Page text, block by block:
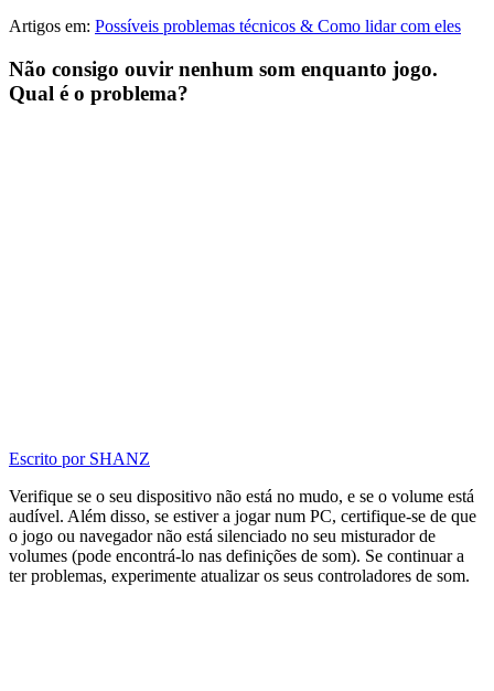
Artigos em: Possíveis problemas técnicos & Como lidar com eles
Não consigo ouvir nenhum som enquanto jogo.
Qual é o problema?
Escrito por SHANZ
Verifique se o seu dispositivo não está no mudo, e se o volume está
audível. Além disso, se estiver a jogar num PC, certifique-se de que
o jogo ou navegador não está silenciado no seu misturador de
volumes (pode encontrá-lo nas definições de som). Se continuar a
ter problemas, experimente atualizar os seus controladores de som.